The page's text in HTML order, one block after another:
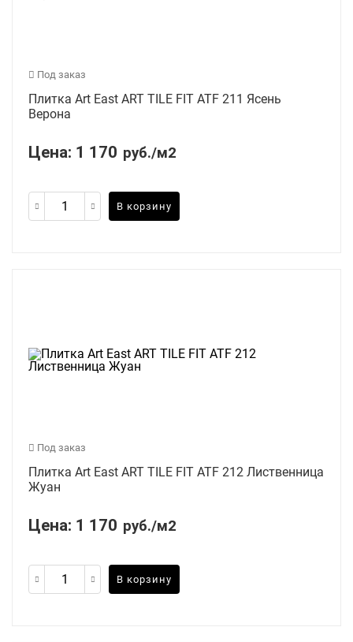
Под заказ
Плитка Art East ART TILE FIT ATF 211 Ясень
Верона
Цена: 1 170 руб./м2
В корзину
Под заказ
Плитка Art East ART TILE FIT ATF 212 Лиственница
Жуан
Цена: 1 170 руб./м2
В корзину